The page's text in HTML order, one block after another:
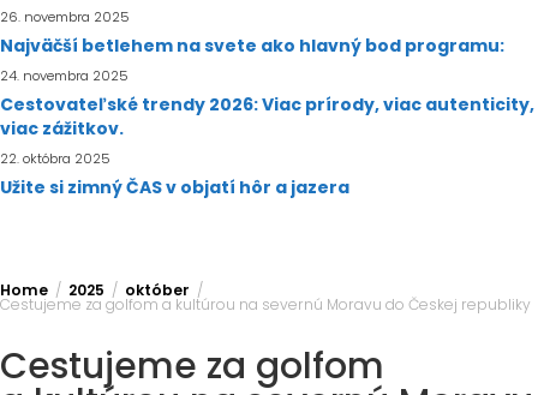
26. novembra 2025
Najväčší betlehem na svete ako hlavný bod programu:
24. novembra 2025
Cestovateľské trendy 2026: Viac prírody, viac autenticity,
viac zážitkov.
22. októbra 2025
Užite si zimný ČAS v objatí hôr a jazera
Home 2025 október
Cestujeme za golfom a kultúrou na severnú Moravu do Českej republiky
Cestujeme za golfom